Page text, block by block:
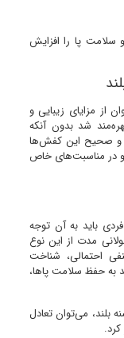
سلامت پا را افزایش
از مزایای زیبایی و
شد بدون آنکه
و صحیح این کفش‌ها
در مناسبت‌های خاص
باید به آن توجه
مدت از این نوع
احتمالی، شناخت
به حفظ سلامت پاها،
بلند، می‌توان تعادل